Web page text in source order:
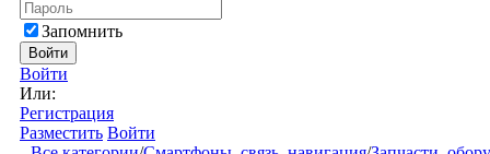
Запомнить
Войти
Войти
Или:
Регистрация
Разместить Войти